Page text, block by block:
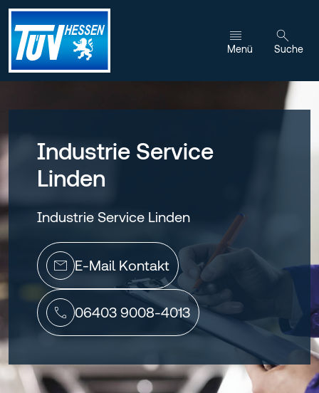
Zum Inhalt wechseln
Menü Suche
Industrie Service
Linden
Industrie Service Linden
E-Mail Kontakt
06403 9008-4013